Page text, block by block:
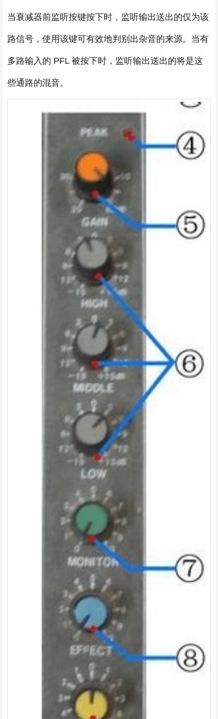
当衰减器前监听按键按下时，监听输出送出的仅为该
路信号，使用该键可有效地判别出杂音的来源。当有
多路输入的 PFL 被按下时，监听输出送出的将是这
些通路的混音。